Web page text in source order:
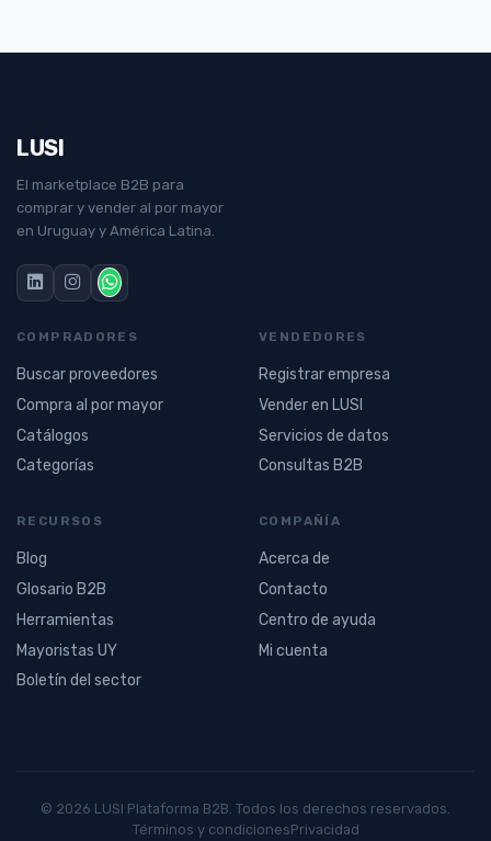
LUSI
El marketplace B2B para
comprar y vender al por mayor
en Uruguay y América Latina.
COMPRADORES
Buscar proveedores
Compra al por mayor
Catálogos
Categorías
VENDEDORES
Registrar empresa
Vender en LUSI
Servicios de datos
Consultas B2B
RECURSOS
Blog
Glosario B2B
Herramientas
Mayoristas UY
Boletín del sector
COMPAÑÍA
Acerca de
Contacto
Centro de ayuda
Mi cuenta
© 2026 LUSI Plataforma B2B. Todos los derechos reservados.
Términos y condicionesPrivacidad